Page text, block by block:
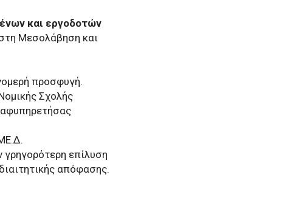
και εργοδοτών
Μεσολάβηση και
προσφυγή.
Σχολής
αφυπηρετήσας
γρηγορότερη επίλυση
απόφασης.